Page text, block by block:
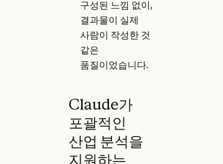
구성된 느낌 없이,
결과물이 실제
사람이 작성한 것
같은
품질이었습니다.
Claude가
포괄적인
산업 분석을
지원하는